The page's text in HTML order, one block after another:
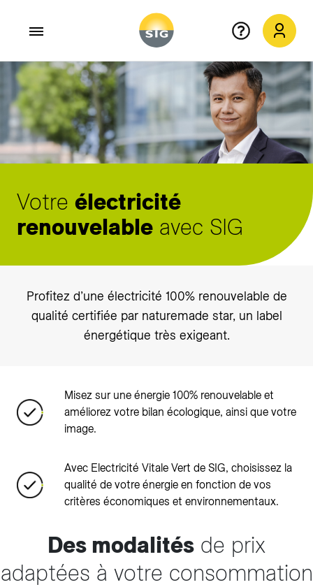
Aller au contenu principal
Votre électricité
renouvelable avec SIG
Profitez d’une électricité 100% renouvelable de
qualité certifiée par naturemade star, un label
énergétique très exigeant.
Misez sur une énergie 100% renouvelable et
améliorez votre bilan écologique, ainsi que votre
image.
Avec Electricité Vitale Vert de SIG, choisissez la
qualité de votre énergie en fonction de vos
critères économiques et environnementaux.
Des modalités de prix
adaptées à votre consommation